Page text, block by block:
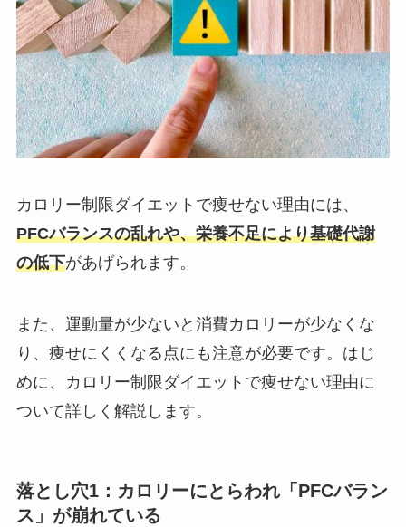
カロリー制限ダイエットで痩せない理由には、
PFCバランスの乱れや、栄養不足により基礎代謝
の低下があげられます。
また、運動量が少ないと消費カロリーが少なくな
り、痩せにくくなる点にも注意が必要です。はじ
めに、カロリー制限ダイエットで痩せない理由に
ついて詳しく解説します。
落とし穴1：カロリーにとらわれ「PFCバラン
ス」が崩れている